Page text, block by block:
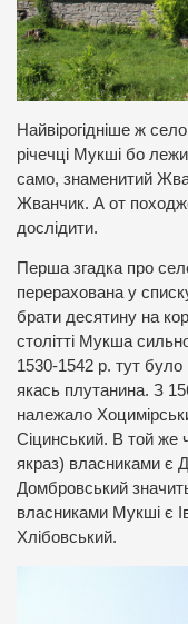
Найвірогідніше ж
річечці Мукші бо
само, знаменитий
Жванчик. А от
дослідити.
Перша згадка про
перерахована у
брати десятину на
столітті Мукша
1530-1542 р. тут
якась плутанина. З
належало
Сіцинський. В той же
якраз) власниками є
Домбровський
власниками Мукші є
Хлібовський.